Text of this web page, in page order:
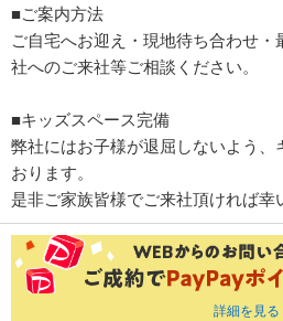
■ご案内方法
ご自宅へお迎え・現地待ち合わせ
社へのご来社等ご相談ください。
■キッズスペース完備
弊社にはお子様が退屈しないよう、
おります。
是非ご家族皆様でご来社頂ければ幸
詳細を見る